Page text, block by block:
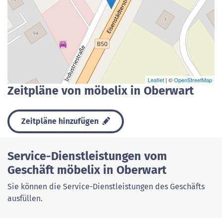
Leaflet | ©OpenStreetMap
Zeitpläne von möbelix in Oberwart
Zeitpläne hinzufügen
Service-Dienstleistungen vom
Geschäft möbelix in Oberwart
Sie können die Service-Dienstleistungen des Geschäfts
ausfüllen.